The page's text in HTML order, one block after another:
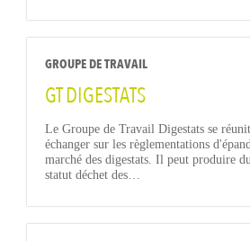
GROUPE DE TRAVAIL
GT DIGESTATS
Le Groupe de Travail Digestats se
échanger sur les règlementations
marché des digestats. Il peut produire
statut déchet des…